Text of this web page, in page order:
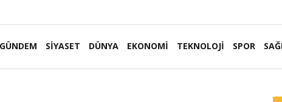
GÜNDEM SİYASET DÜNYA EKONOMİ TEKNOLOJİ SPOR